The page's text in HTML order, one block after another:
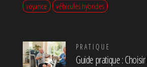
voyance
véhicules hybrides
PRATIQUE
Guide pratique :